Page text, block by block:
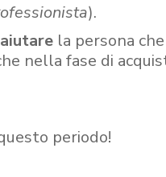
).
aiutare la persona
nella fase di
periodo!